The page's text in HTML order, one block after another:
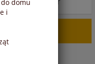
I PTAKÓW
domu
i